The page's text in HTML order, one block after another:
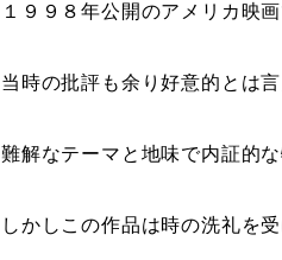
１９９８年公開のアメリカ映
当時の批評も余り好意的とは
難解なテーマと地味で内証的
しかしこの作品は時の洗礼を受